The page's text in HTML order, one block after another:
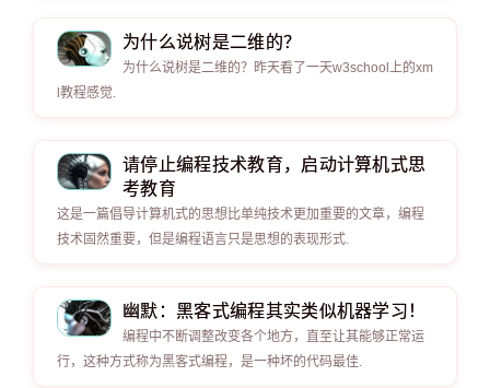
为什么说树是二维的？
为什么说树是二维的？昨天看了一天w3school上的xm
l教程感觉.
请停止编程技术教育，启动计算机式思
考教育
这是一篇倡导计算机式的思想比单纯技术更加重要的文章，编程
技术固然重要，但是编程语言只是思想的表现形式.
幽默：黑客式编程其实类似机器学习！
编程中不断调整改变各个地方，直至让其能够正常运
行，这种方式称为黑客式编程，是一种坏的代码最佳.